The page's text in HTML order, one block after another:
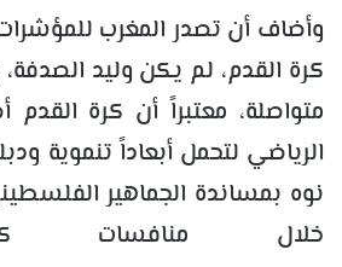
وأضاف أن تصدر المغرب
كرة القدم، لم يكن وليد الصدفة،
متواصلة، معتبراً أن كرة القدم
الرياضي لتحمل أبعاداً تنموية
نوه بمساندة الجماهير
خلال منافسات